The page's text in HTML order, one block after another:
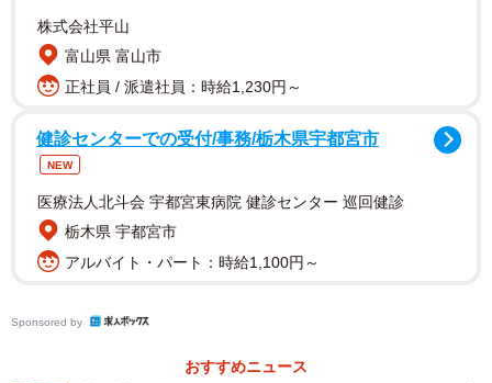
もあります。
ステッカーを貼ってもいい場所は？
車において、私的なステッカーを貼れる場所は主に以下の3
カ所です。
・ボディ（塗装面）
・後席の窓
株式会社平山
富山県 富山市
正社員 / 派遣社員：時給1,230円～
健診センターでの受付/事務/栃木県宇都宮市
NEW
医療法人北斗会 宇都宮東病院 健診センター 巡回健診
栃木県 宇都宮市
アルバイト・パート：時給1,100円～
Sponsored by
おすすめニュース